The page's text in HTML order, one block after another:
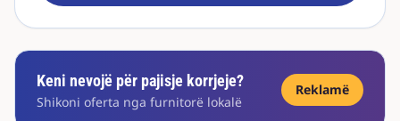
Keni nevojë për pajisje korrjeje?
Shikoni oferta nga furnitorë lokalë
Reklamë